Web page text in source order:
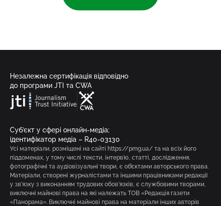
Незалежна сертифікація відповідно
до програми JTI та CWA
Суб’єкт у сфері онлайн-медіа;
ідентифікатор медіа – R40-03130
Усі матеріали, розміщені на сайті https://pmg.ua/ та на всіх його
піддоменах, у тому числі тексти, інтерв’ю, статті, дослідження,
фотографічні та аудіовізуальні твори, є об’єктами авторського права.
Матеріали, створені журналістами та іншими працівниками редакції
у зв’язку з виконанням трудових обов’язків, є службовими творами,
виключні майнові права на які належать ТОВ «Редакція газети
«Панорама». Виключні майнові права на матеріали інших авторів